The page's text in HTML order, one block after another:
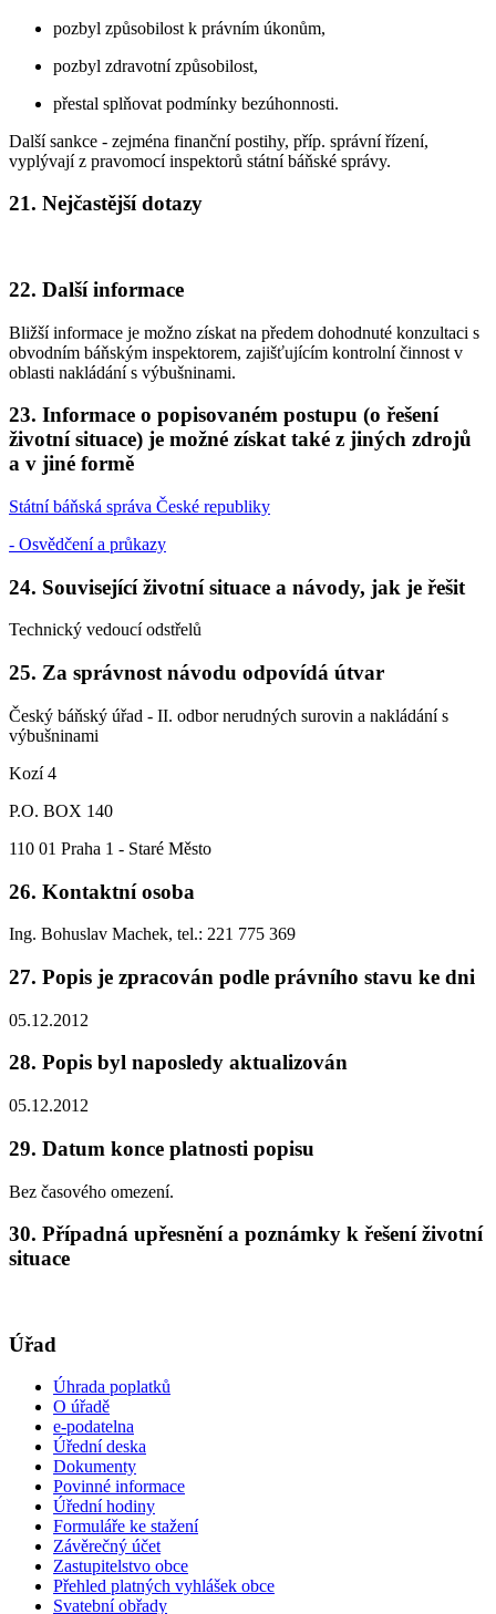
pozbyl způsobilost k právním úkonům,
pozbyl zdravotní způsobilost,
přestal splňovat podmínky bezúhonnosti.
Další sankce - zejména finanční postihy, příp. správní řízení,
vyplývají z pravomocí inspektorů státní báňské správy.
21. Nejčastější dotazy
22. Další informace
Bližší informace je možno získat na předem dohodnuté konzultaci s
obvodním báňským inspektorem, zajišťujícím kontrolní činnost v
oblasti nakládání s výbušninami.
23. Informace o popisovaném postupu (o řešení
životní situace) je možné získat také z jiných zdrojů
a v jiné formě
Státní báňská správa České republiky
- Osvědčení a průkazy
24. Související životní situace a návody, jak je řešit
Technický vedoucí odstřelů
25. Za správnost návodu odpovídá útvar
Český báňský úřad - II. odbor nerudných surovin a nakládání s
výbušninami
Kozí 4
P.O. BOX 140
110 01 Praha 1 - Staré Město
26. Kontaktní osoba
Ing. Bohuslav Machek, tel.: 221 775 369
27. Popis je zpracován podle právního stavu ke dni
05.12.2012
28. Popis byl naposledy aktualizován
05.12.2012
29. Datum konce platnosti popisu
Bez časového omezení.
30. Případná upřesnění a poznámky k řešení životní
situace
Úřad
Úhrada poplatků
O úřadě
e-podatelna
Úřední deska
Dokumenty
Povinné informace
Úřední hodiny
Formuláře ke stažení
Závěrečný účet
Zastupitelstvo obce
Přehled platných vyhlášek obce
Svatební obřady